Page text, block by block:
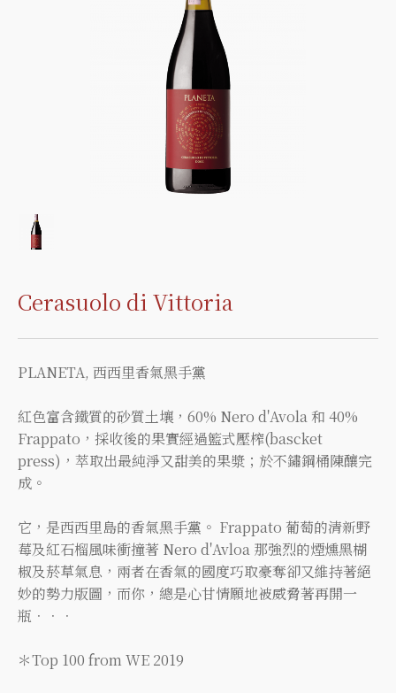
Cerasuolo di Vittoria
PLANETA, 西西里香氣黑手黨
紅色富含鐵質的砂質土壤，60% Nero d'Avola 和 40%
Frappato，採收後的果實經過籃式壓榨(bascket
press)，萃取出最純淨又甜美的果漿；於不鏽鋼桶陳釀完
成。
它，是西西里島的香氣黑手黨。 Frappato 葡萄的清新野
莓及紅石榴風味衝撞著 Nero d'Avloa 那強烈的煙燻黑楜
椒及菸草氣息，兩者在香氣的國度巧取豪奪卻又維持著絕
妙的勢力版圖，而你，總是心甘情願地被威脅著再開一
瓶．．．
＊Top 100 from WE 2019